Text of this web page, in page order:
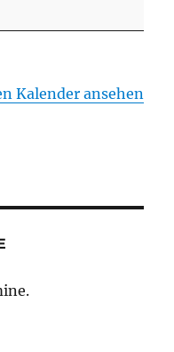
Kalender ansehen